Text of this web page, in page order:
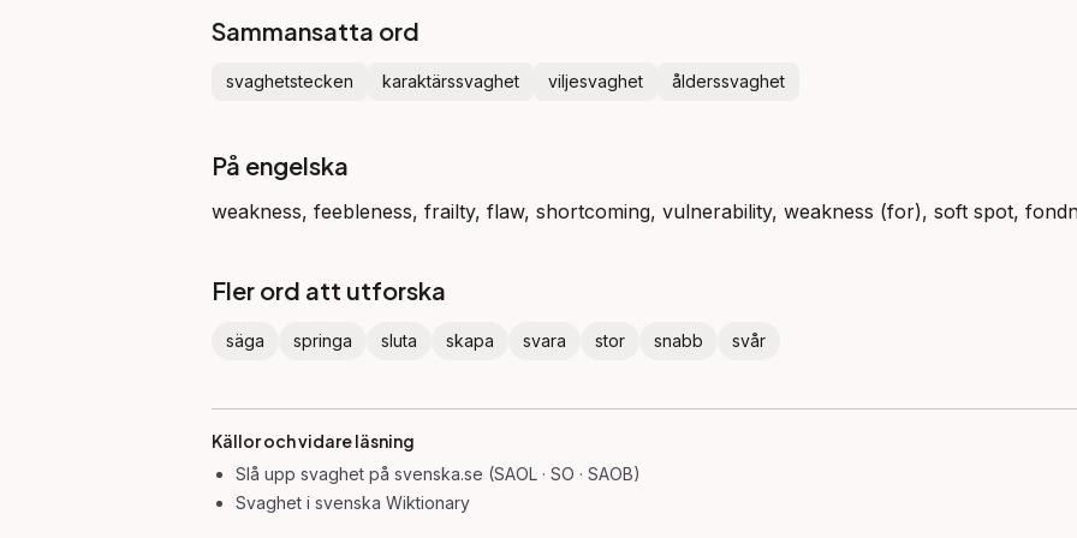
Sammansatta ord
svaghetstecken karaktärssvaghet viljesvaghet ålderssvaghet
På engelska
weakness, feebleness, frailty, flaw, shortcoming, vulnerability, weakness (for), soft spot,
Fler ord att utforska
säga springa sluta skapa svara stor snabb svår
Källor och vidare läsning
Slå upp svaghet på svenska.se (SAOL · SO · SAOB)
Svaghet i svenska Wiktionary